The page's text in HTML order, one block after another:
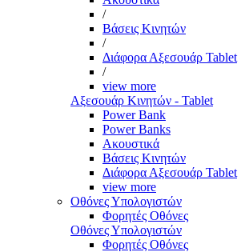
/
Βάσεις Κινητών
/
Διάφορα Αξεσουάρ Tablet
/
view more
Αξεσουάρ Κινητών - Tablet
Power Bank
Power Banks
Ακουστικά
Βάσεις Κινητών
Διάφορα Αξεσουάρ Tablet
view more
Οθόνες Υπολογιστών
Φορητές Οθόνες
Οθόνες Υπολογιστών
Φορητές Οθόνες